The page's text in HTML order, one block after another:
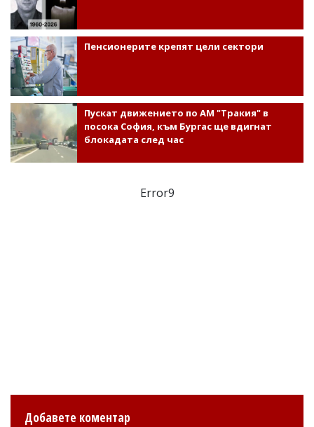
Пенсионерите крепят цели сектори
Пускат движението по АМ "Тракия" в
посока София, към Бургас ще вдигнат
блокадата след час
Error9
Добавете коментар